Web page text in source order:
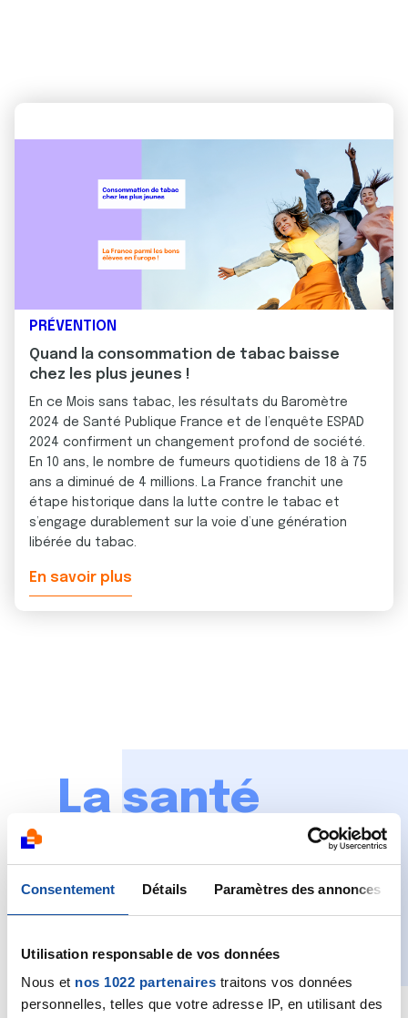
Consentement Détails Paramètres des annonces
Utilisation responsable de vos données
Nous et nos 1022 partenaires traitons vos données
personnelles, telles que votre adresse IP, en utilisant des
PRÉVENTION
Quand la consommation de tabac baisse
chez les plus jeunes !
En ce Mois sans tabac, les résultats du Baromètre
2024 de Santé Publique France et de l’enquête ESPAD
2024 confirment un changement profond de société.
En 10 ans, le nombre de fumeurs quotidiens de 18 à 75
ans a diminué de 4 millions. La France franchit une
étape historique dans la lutte contre le tabac et
s’engage durablement sur la voie d’une génération
libérée du tabac.
En savoir plus
La santé
jeunes à
protéger